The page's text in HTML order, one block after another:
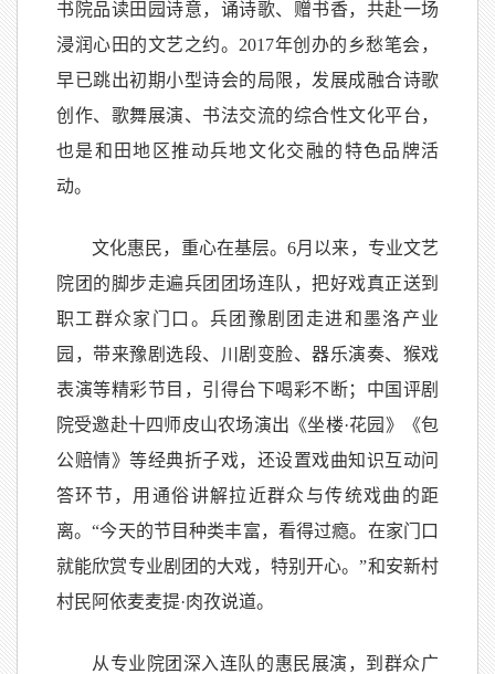
书院品读田园诗意，诵诗歌、赠书香，共赴一场
浸润心田的文艺之约。2017年创办的乡愁笔会，
早已跳出初期小型诗会的局限，发展成融合诗歌
创作、歌舞展演、书法交流的综合性文化平台，
也是和田地区推动兵地文化交融的特色品牌活
动。
文化惠民，重心在基层。6月以来，专业文艺
院团的脚步走遍兵团团场连队，把好戏真正送到
职工群众家门口。兵团豫剧团走进和墨洛产业
园，带来豫剧选段、川剧变脸、器乐演奏、猴戏
表演等精彩节目，引得台下喝彩不断；中国评剧
院受邀赴十四师皮山农场演出《坐楼·花园》《包
公赔情》等经典折子戏，还设置戏曲知识互动问
答环节，用通俗讲解拉近群众与传统戏曲的距
离。“今天的节目种类丰富，看得过瘾。在家门口
就能欣赏专业剧团的大戏，特别开心。”和安新村
村民阿依麦麦提·肉孜说道。
从专业院团深入连队的惠民展演，到群众广